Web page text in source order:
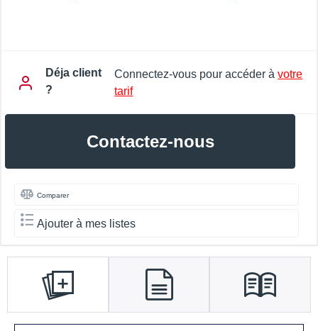
Déja client
?
Connectez-vous pour accéder àvotre
tarif
Contactez-nous
Comparer
Ajouter à mes listes